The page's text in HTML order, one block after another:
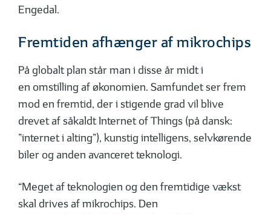
Engedal.
Fremtiden afhænger af mikrochips
På globalt plan står man i disse år midt i
en omstilling af økonomien. Samfundet ser frem
mod en fremtid, der i stigende grad vil blive
drevet af såkaldt Internet of Things (på dansk:
”internet i alting”), kunstig intelligens, selvkørende
biler og anden avanceret teknologi.
“Meget af teknologien og den fremtidige vækst
skal drives af mikrochips. Den